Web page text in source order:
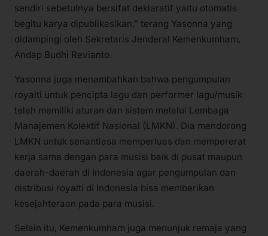
sendiri sebetulnya bersifat deklaratif yaitu otomatis
begitu karya dipublikasikan,” terang Yasonna yang
didampingi oleh Sekretaris Jenderal Kemenkumham,
Andap Budhi Revianto.
Yasonna juga menambahkan bahwa pengumpulan
royalti untuk pencipta lagu dan performer lagu/musik
telah memiliki aturan dan sistem melalui Lembaga
Manajemen Kolektif Nasional (LMKN). Dia mendorong
LMKN untuk senantiasa memperluas dan mempererat
kerja sama dengan para musisi baik di pusat maupun
daerah-daerah di Indonesia agar pengumpulan dan
distribusi royalti di Indonesia bisa memberikan
kesejahteraan pada para musisi.
Selain itu, Kemenkumham juga menunjuk remaja yang